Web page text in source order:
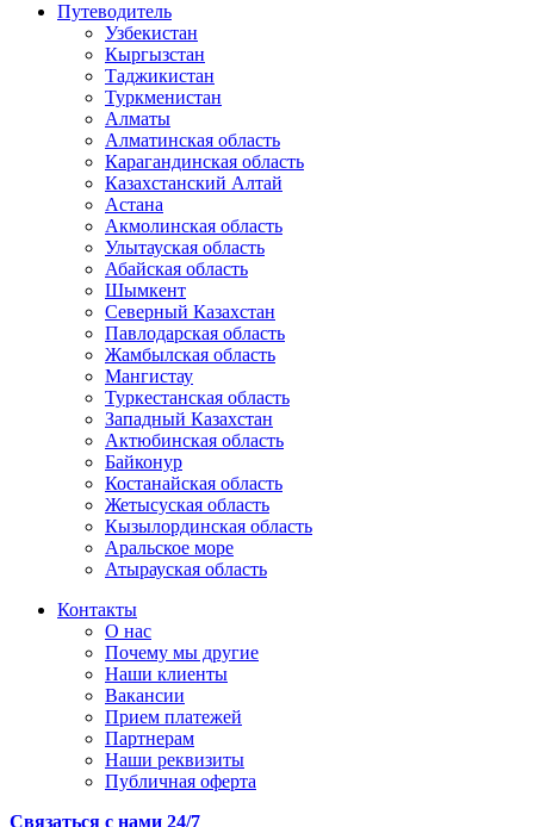
Путеводитель
Узбекистан
Кыргызстан
Таджикистан
Туркменистан
Алматы
Алматинская область
Карагандинская область
Казахстанский Алтай
Астана
Акмолинская область
Улытауская область
Абайская область
Шымкент
Северный Казахстан
Павлодарская область
Жамбылская область
Мангистау
Туркестанская область
Западный Казахстан
Актюбинская область
Байконур
Костанайская область
Жетысуская область
Кызылординская область
Аральское море
Атырауская область
Контакты
О нас
Почему мы другие
Наши клиенты
Вакансии
Прием платежей
Партнерам
Наши реквизиты
Публичная оферта
Связаться с нами 24/7